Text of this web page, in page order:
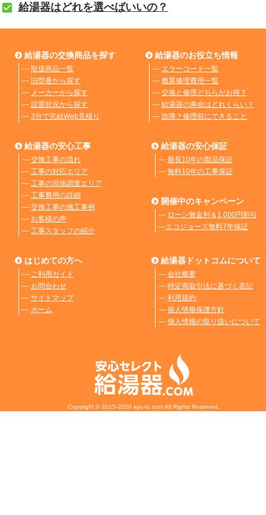
給湯器はどれを選べばいいの？
給湯器の交換商品を探す
― 取扱商品一覧
― 旧型番から探す
― メーカーから探す
― 設置状況から探す
― 3分で完結Web見積り
給湯器のお役立ち情報
― エラーコード一覧
― 概算修理費用一覧
― 交換と修理どちらがお得？
― 給湯器の寿命はどれくらい？
― 故障？修理前にできること
給湯器の安心工事
― 交換工事の流れ
― 工事の対応エリア
― 工事の現地調査エリア
― 工事費用の詳細
― 交換工事の施工事例
― お客様の声
― 工事スタッフの紹介
給湯器の安心保証
― 最長10年の製品保証
― 無料10年の工事保証
開催中のキャンペーン
― ローン無金利＆1,000円割引
―エコジョーズ無料7年保証
はじめての方へ
― ご利用ガイド
― お問合わせ
― サイトマップ
― ホーム
給湯器ドットコムについて
― 会社概要
― 特定商取引法に基づく表記
― 利用規約
― 個人情報保護方針
― 個人情報の取り扱いについて
Copyright © 2015-2020 kyu-to.com All Rights Reserved.